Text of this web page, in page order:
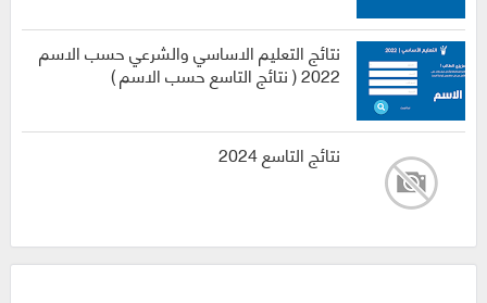
نتائج التعليم الاساسي والشرعي حسب الاسم
2022 ( نتائج التاسع حسب الاسم )
نتائج التاسع 2024